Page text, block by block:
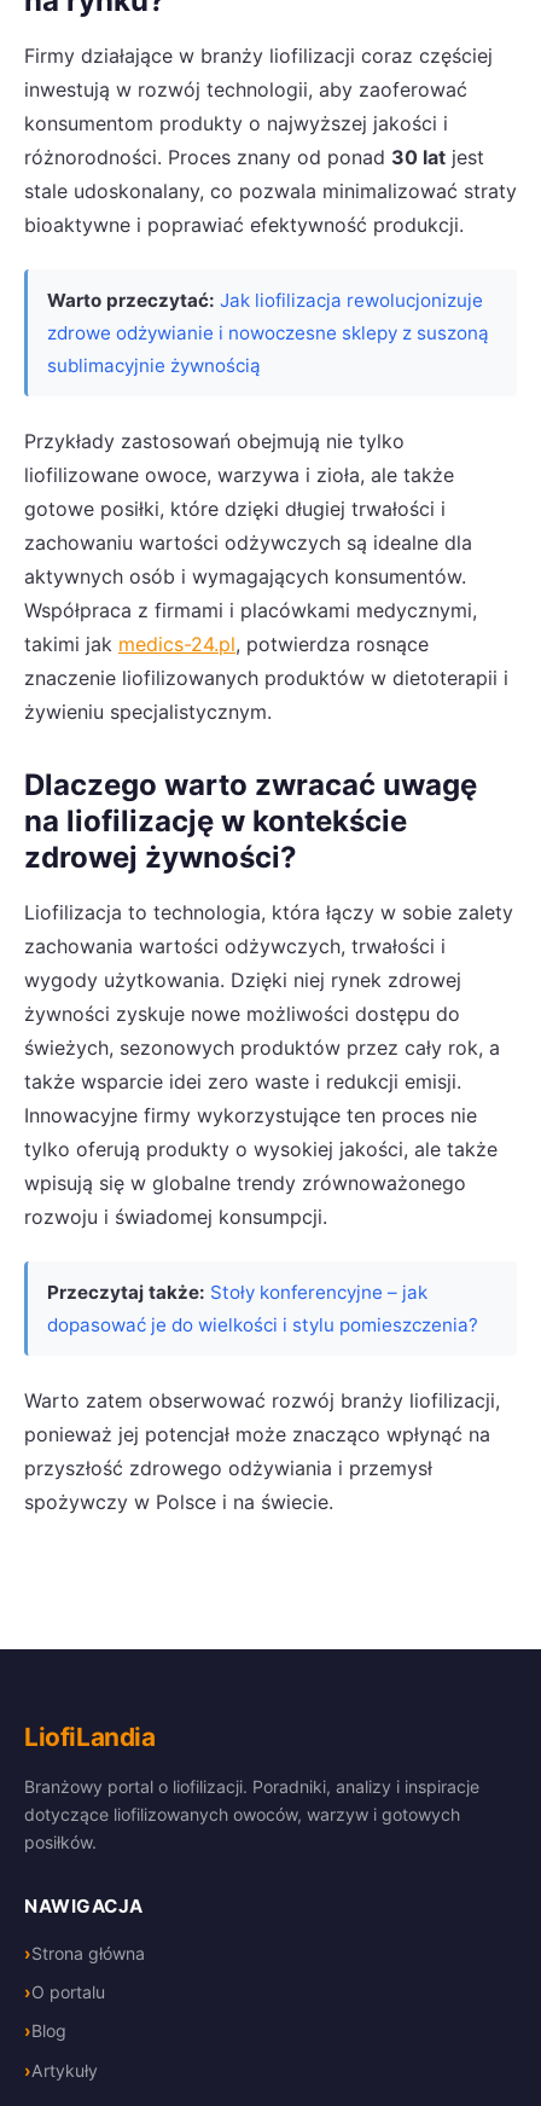
Firmy działające w branży liofilizacji coraz częściej
inwestują w rozwój technologii, aby zaoferować
konsumentom produkty o najwyższej jakości i
różnorodności. Proces znany od ponad 30 lat jest
stale udoskonalany, co pozwala minimalizować straty
bioaktywne i poprawiać efektywność produkcji.
Warto przeczytać: Jak liofilizacja rewolucjonizuje
zdrowe odżywianie i nowoczesne sklepy z suszoną
sublimacyjnie żywnością
Przykłady zastosowań obejmują nie tylko
liofilizowane owoce, warzywa i zioła, ale także
gotowe posiłki, które dzięki długiej trwałości i
zachowaniu wartości odżywczych są idealne dla
aktywnych osób i wymagających konsumentów.
Współpraca z firmami i placówkami medycznymi,
takimi jak medics-24.pl, potwierdza rosnące
znaczenie liofilizowanych produktów w dietoterapii i
żywieniu specjalistycznym.
Dlaczego warto zwracać uwagę
na liofilizację w kontekście
zdrowej żywności?
Liofilizacja to technologia, która łączy w sobie zalety
zachowania wartości odżywczych, trwałości i
wygody użytkowania. Dzięki niej rynek zdrowej
żywności zyskuje nowe możliwości dostępu do
świeżych, sezonowych produktów przez cały rok, a
także wsparcie idei zero waste i redukcji emisji.
Innowacyjne firmy wykorzystujące ten proces nie
tylko oferują produkty o wysokiej jakości, ale także
wpisują się w globalne trendy zrównoważonego
rozwoju i świadomej konsumpcji.
Przeczytaj także: Stoły konferencyjne – jak
dopasować je do wielkości i stylu pomieszczenia?
Warto zatem obserwować rozwój branży liofilizacji,
ponieważ jej potencjał może znacząco wpłynąć na
przyszłość zdrowego odżywiania i przemysł
spożywczy w Polsce i na świecie.
LiofiLandia
Branżowy portal o liofilizacji. Poradniki, analizy i inspiracje
dotyczące liofilizowanych owoców, warzyw i gotowych
posiłków.
NAWIGACJA
Strona główna
O portalu
Blog
Artykuły